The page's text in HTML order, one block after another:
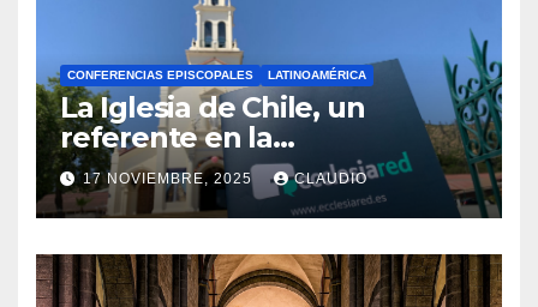
CONFERENCIAS EPISCOPALES LATINOAMÉRICA
La Iglesia de Chile, un
referente en la
transformación digital
gracias a Ecclesiared
17 NOVIEMBRE, 2025 CLAUDIO
N
O
H